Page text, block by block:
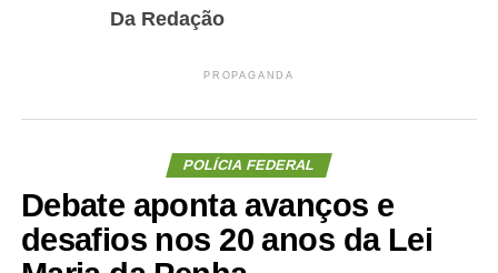
Da Redação
PROPAGANDA
POLÍCIA FEDERAL
Debate aponta avanços e
desafios nos 20 anos da Lei